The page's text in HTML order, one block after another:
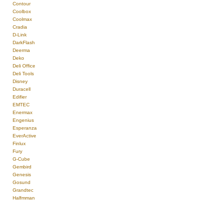
Contour
Coolbox
Coolmax
Cradia
D-Link
DarkFlash
Deerma
Deko
Deli Office
Deli Tools
Disney
Duracell
Edifier
EMTEC
Enermax
Engenius
Esperanza
EverActive
Finlux
Fury
G-Cube
Gembird
Genesis
Gosund
Grandtec
Halfmman